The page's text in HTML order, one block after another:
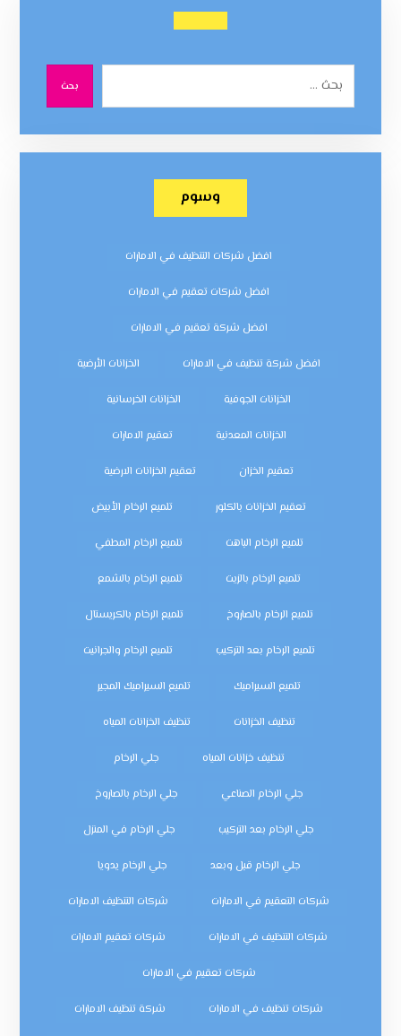
بحث
وسوم
افضل شركات التنظيف في الامارات
افضل شركات تعقيم في الامارات
افضل شركة تعقيم في الامارات
افضل شركة تنظيف في الامارات الخزانات الأرضية
الخزانات الجوفية الخزانات الخرسانية
الخزانات المعدنية تعقيم الامارات
تعقيم الخزان تعقيم الخزانات الارضية
تعقيم الخزانات بالكلور تلميع الرخام الأبيض
تلميع الرخام الباهت تلميع الرخام المطفي
تلميع الرخام بالزيت تلميع الرخام بالشمع
تلميع الرخام بالصاروخ تلميع الرخام بالكريستال
تلميع الرخام بعد التركيب تلميع الرخام والجرانيت
تلميع السيراميك تلميع السيراميك المجير
تنظيف الخزانات تنظيف الخزانات المياه
تنظيف خزانات المياه جلي الرخام
جلي الرخام الصناعي جلي الرخام بالصاروخ
جلي الرخام بعد التركيب جلي الرخام في المنزل
جلي الرخام قبل وبعد جلي الرخام يدويا
شركات التعقيم في الامارات شركات التنظيف الامارات
شركات التنظيف في الامارات شركات تعقيم الامارات
شركات تعقيم في الامارات
شركات تنظيف في الامارات شركة تنظيف الامارات